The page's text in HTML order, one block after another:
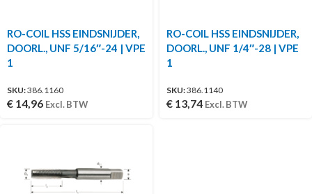
RO-COIL HSS EINDSNIJDER,
DOORL., UNF 5/16″-24 | VPE
1
SKU:386.1160
€ 14,96 Excl. BTW
RO-COIL HSS EINDSNIJDER,
DOORL., UNF 1/4″-28 | VPE
1
SKU:386.1140
€ 13,74 Excl. BTW